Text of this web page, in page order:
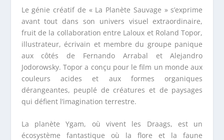
Le génie créatif de « La Planète Sauvage » s’exprime
avant tout dans son univers visuel extraordinaire,
fruit de la collaboration entre Laloux et Roland Topor,
illustrateur, écrivain et membre du groupe panique
aux côtés de Fernando Arrabal et Alejandro
Jodorowsky. Topor a conçu pour le film un monde aux
couleurs acides et aux formes organiques
dérangeantes, peuplé de créatures et de paysages
qui défient l’imagination terrestre.
La planète Ygam, où vivent les Draags, est un
écosystème fantastique où la flore et la faune